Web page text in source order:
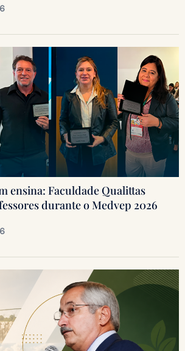
ensina: Faculdade Qualittas
durante o Medvep 2026